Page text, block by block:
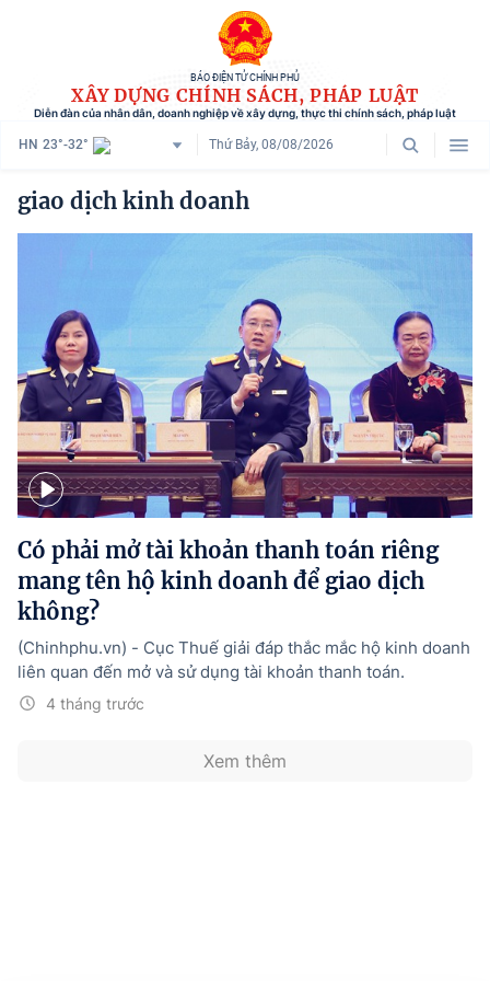
BÁO ĐIỆN TỬ CHÍNH PHỦ
XÂY DỰNG CHÍNH SÁCH, PHÁP LUẬT
Diễn đàn của nhân dân, doanh nghiệp về xây dựng, thực thi chính sách, pháp luật
HN 23°-32° Thứ Bảy, 08/08/2026
Danh mục
Trang chủ
Tham vấn chính sách
Người dân góp ý
Doanh nghiệp hiến kế
Chính sách và cuộc sống
Hướng dẫn thực hiện chính sách
Phát triển kinh tế tư nhân và doanh nghiệp dân tộc
Ocop và chuỗi giá trị Nông sản
Kinh tế tư nhân
Doanh nghiệp dân tộc
giao dịch kinh doanh
Có phải mở tài khoản thanh toán riêng
mang tên hộ kinh doanh để giao dịch
không?
4 tháng trước
(Chinhphu.vn) - Cục Thuế giải đáp thắc mắc hộ kinh doanh
liên quan đến mở và sử dụng tài khoản thanh toán.
Xem thêm